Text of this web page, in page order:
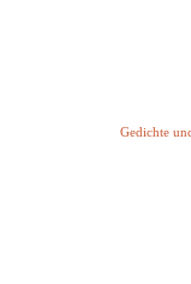
Gedichte